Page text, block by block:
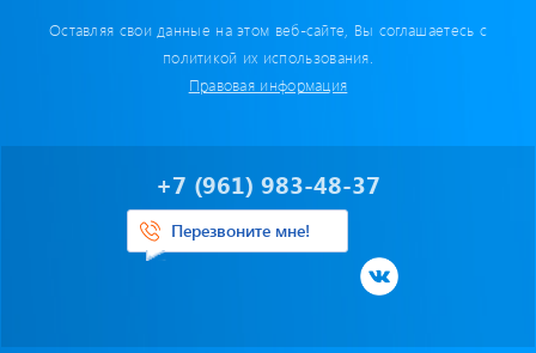
Предохранители/ Преобразователи/ Реле
Провод,Жгуты
Изоляционные материалы,гофра
Перчатки / Инструмент / Герметик
Оставляя свои данные на этом веб-сайте, Вы соглашаетесь с
политикой их использования.
Правовая информация
+7 (961) 983-48-37
Перезвоните мне!